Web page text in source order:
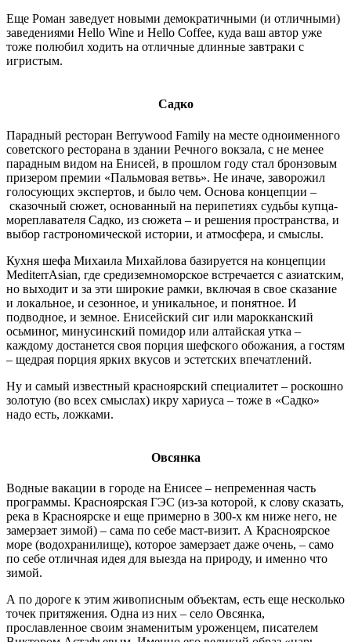
Еще Роман заведует новыми демократичными (и отличными)
заведениями Hello Wine и Hello Coffee, куда ваш автор уже
тоже полюбил ходить на отличные длинные завтраки с
игристым.
Садко
Парадный ресторан Berrywood Family на месте одноименного
советского ресторана в здании Речного вокзала, с не менее
парадным видом на Енисей, в прошлом году стал бронзовым
призером премии «Пальмовая ветвь». Не иначе, заворожил
голосующих экспертов, и было чем. Основа концепции –
сказочный сюжет, основанный на перипетиях судьбы купца-
мореплавателя Садко, из сюжета – и решения пространства, и
выбор гастрономической истории, и атмосфера, и смыслы.
Кухня шефа Михаила Михайлова базируется на концепции
MediterrAsian, где средиземноморское встречается с азиатским,
но выходит и за эти широкие рамки, включая в свое сказание
и локальное, и сезонное, и уникальное, и понятное. И
подводное, и земное. Енисейский сиг или марокканский
осьминог, минусинский помидор или алтайская утка –
каждому достанется своя порция шефского обожания, а гостям
– щедрая порция ярких вкусов и эстетских впечатлений.
Ну и самый известный красноярский специалитет – роскошно
золотую (во всех смыслах) икру хариуса – тоже в «Садко»
надо есть, ложками.
Овсянка
Водные вакации в городе на Енисее – непременная часть
программы. Красноярская ГЭС (из-за которой, к слову сказать,
река в Красноярске и еще примерно в 300-х км ниже него, не
замерзает зимой) – сама по себе маст-визит. А Красноярское
море (водохранилище), которое замерзает даже очень, – само
по себе отличная идея для выезда на природу, и именно что
зимой.
А по дороге к этим живописным объектам, есть еще несколько
точек притяжения. Одна из них – село Овсянка,
прославленное своим знаменитым уроженцем, писателем